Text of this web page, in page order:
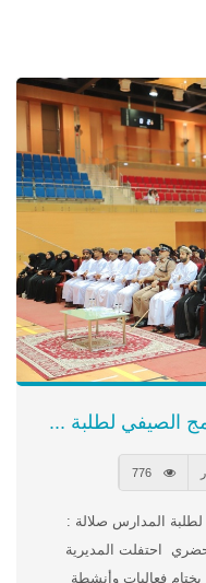
الصيفي لطلبة ...
لطلبة المدارس صلالة :
احتفلت المديرية
بختام فعاليات وأنشطة